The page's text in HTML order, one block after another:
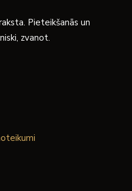
Pieteikšanās un
zvanot.